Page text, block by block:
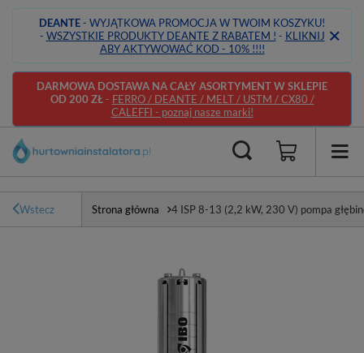
DEANTE- WYJĄTKOWA PROMOCJA W TWOIM KOSZYKU!
- WSZYSTKIE PRODUKTY DEANTE Z RABATEM ! - KLIKNIJ
ABY AKTYWOWAĆ KOD - 10% !!!!
DARMOWA DOSTAWA NA CAŁY ASORTYMENT W SKLEPIE
OD 200 ZŁ- FERRO / DEANTE / MELT / USTM / CX80 /
CALEFFI - poznaj nasze marki!
Wstecz Strona główna 4 ISP 8-13 (2,2 kW, 230 V) pompa